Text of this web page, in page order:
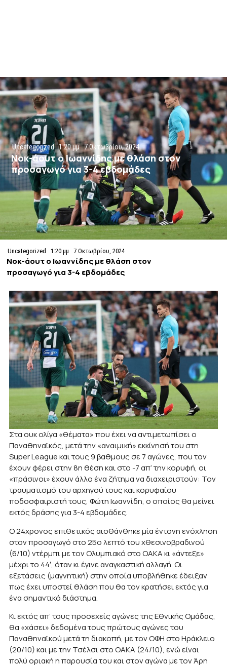
Uncategorized 1:20 μμ 7 Οκτωβρίου, 2024
Νοκ-άουτ ο Ιωαννίδης με θλάση στον
προσαγωγό για 3-4 εβδομάδες
Uncategorized 1:20 μμ 7 Οκτωβρίου, 2024
Νοκ-άουτ ο Ιωαννίδης με θλάση στον
προσαγωγό για 3-4 εβδομάδες
Στα ουκ ολίγα «θέματα» που έχει να αντιμετωπίσει ο
Παναθηναϊκός, μετά την «αναιμική» εκκίνησή του στη
Super League και τους 9 βαθμους σε 7 αγώνες, που τον
έχουν φέρει στην 8η θέση και στο -7 απ’ την κορυφή, οι
«πράσινοι» έχουν άλλο ένα ζήτημα να διαχειριστούν: Τον
τραυματισμό του αρχηγού τους και κορυφαίου
ποδοσφαιριστή τους, Φώτη Ιωαννίδη, ο οποίος θα μείνει
εκτός δράσης για 3-4 εβδομάδες.
Ο 24χρονος επιθετικός αισθάνθηκε μία έντονη ενόχληση
στον προσαγωγό στο 25ο λεπτό του χθεσινοβραδινού
(6/10) ντέρμπι με τον Ολυμπιακό στο ΟΑΚΑ κι «άντεξε»
μέχρι το 44′, όταν κι έγινε αναγκαστική αλλαγή. Οι
εξετάσεις (μαγνητική) στην οποία υποβλήθηκε έδειξαν
πως έχει υποστεί θλάση που θα τον κρατήσει εκτός για
ένα σημαντικό διάστημα.
Κι εκτός απ’ τους προσεχείς αγώνες της Εθνικής Ομάδας,
θα «χάσει» δεδομένα τους πρώτους αγώνες του
Παναθηναϊκού μετά τη διακοπή, με τον ΟΦΗ στο Ηράκλειο
(20/10) και με την Τσέλσι στο ΟΑΚΑ (24/10), ενώ είναι
πολύ οριακή η παρουσία του και στον αγώνα με τον Άρη